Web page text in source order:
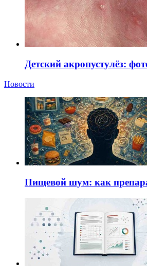
Детский акропустулёз:
Новости
Пищевой шум: как